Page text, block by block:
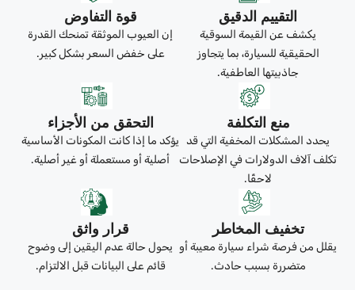
التقييم الدقيق
يكشف عن القيمة السوقية
الحقيقية للسيارة، بما يتجاوز
جاذبيتها العاطفية.
قوة التفاوض
إن العيوب الموثقة تمنحك القدرة
على خفض السعر بشكل كبير.
منع التكلفة
يحدد المشكلات المخفية التي قد
تكلف آلاف الدولارات في الإصلاحات
لاحقًا.
التحقق من الأجزاء
يؤكد ما إذا كانت المكونات الأساسية
أصلية أو مستعملة أو غير أصلية.
تخفيف المخاطر
يقلل من فرصة شراء سيارة معيبة أو
متضررة بسبب حادث.
قرار واثق
يحول حالة عدم اليقين إلى وضوح
قائم على البيانات قبل الالتزام.